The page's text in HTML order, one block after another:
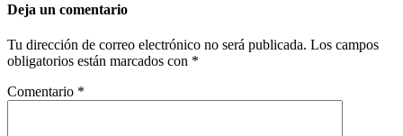
Deja un comentario
Tu dirección de correo electrónico no será publicada. Los campos
obligatorios están marcados con *
Comentario *